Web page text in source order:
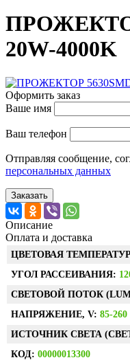
20W-4000K
Оформить заказ
Ваше имя
Ваш телефон
Отправляя сообщение,
персональных данных
Заказать
Описание
Оплата и доставка
ЦВЕТОВАЯ
УГОЛ РАССЕИВАНИЯ:
СВЕТОВОЙ ПОТОК
НАПРЯЖЕНИЕ, V: 85-260
ИСТОЧНИК СВЕТА
КОД: 00000013300